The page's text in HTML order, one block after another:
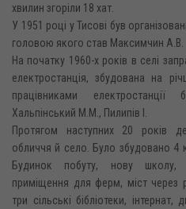
хвилин згоріли 18 хат.
У 1951 році у Тисові був
головою якого став Максимчин A.B.
На початку 1960-х років в селі
електростанція, збудована на
працівниками
Хальпінський М.М., Пилипів І.
Протягом наступних 20 років
обличчя й село. Було збудовано 4
Будинок побуту, нову школу,
приміщення для ферм, міст через
три сільські бібліотеки,